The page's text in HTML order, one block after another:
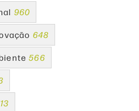
960
648
566